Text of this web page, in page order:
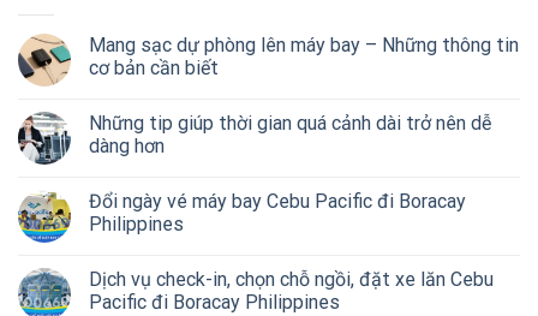
Mang sạc dự phòng lên máy bay – Những thông tin
cơ bản cần biết
Những tip giúp thời gian quá cảnh dài trở nên dễ
dàng hơn
Đổi ngày vé máy bay Cebu Pacific đi Boracay
Philippines
Dịch vụ check-in, chọn chỗ ngồi, đặt xe lăn Cebu
Pacific đi Boracay Philippines